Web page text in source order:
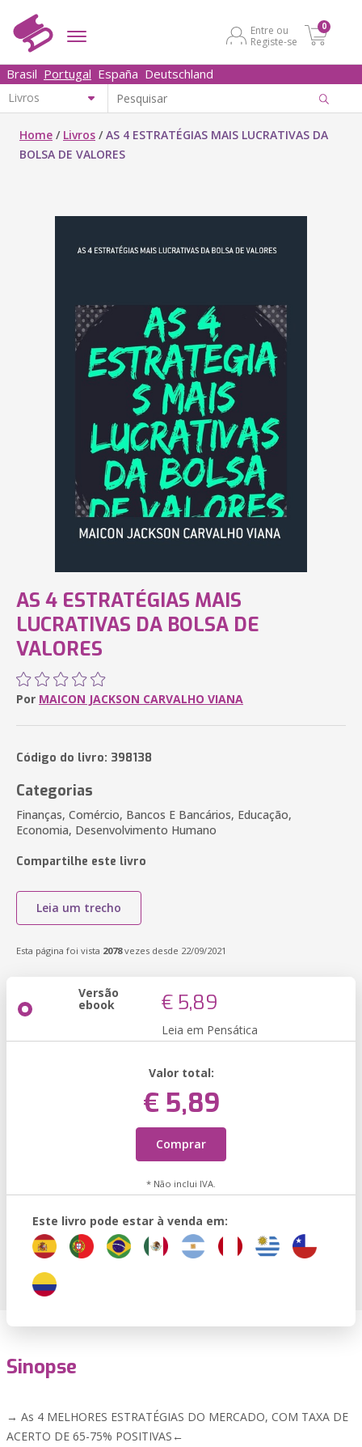
Entre ou
Registe-se
0
Brasil Portugal España Deutschland
Home / Livros /AS 4 ESTRATÉGIAS MAIS LUCRATIVAS DA
BOLSA DE VALORES
AS 4 ESTRATÉGIAS MAIS
LUCRATIVAS DA BOLSA DE
VALORES
Por MAICON JACKSON CARVALHO VIANA
Código do livro: 398138
Categorias
Finanças, Comércio, Bancos E Bancários, Educação,
Economia, Desenvolvimento Humano
Compartilhe este livro
Leia um trecho
Esta página foi vista 2078vezes desde 22/09/2021
Versão
ebook € 5,89
Leia em Pensática
Valor total:
€ 5,89
Comprar
* Não inclui IVA.
Este livro pode estar à venda em:
Sinopse
→ As 4 MELHORES ESTRATÉGIAS DO MERCADO, COM TAXA DE
ACERTO DE 65-75% POSITIVAS←